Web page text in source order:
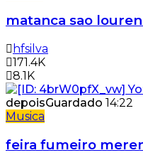
matanca sao
hfsilva
171.4K
8.1K
depoisGuardado 14:22
Musica
feira fumeiro